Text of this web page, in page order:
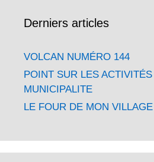
Derniers articles
VOLCAN NUMÉRO 144
POINT SUR LES
MUNICIPALITE
LE FOUR DE MON